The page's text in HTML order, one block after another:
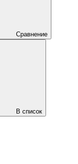
Сравнение
В список